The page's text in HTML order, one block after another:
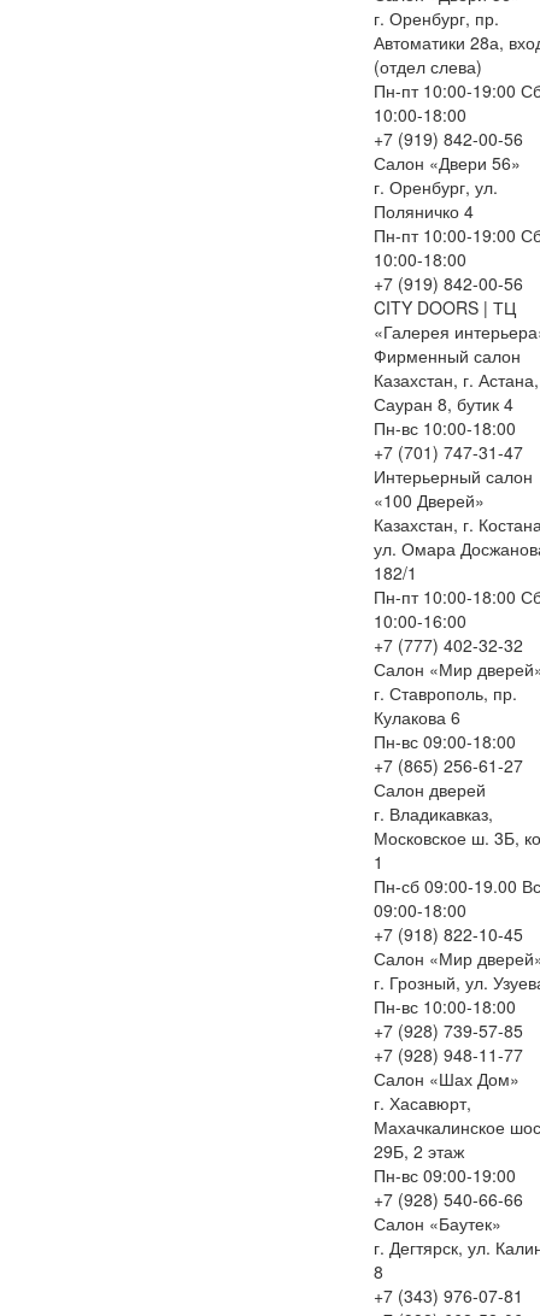
г. Оренбург, пр.
Автоматики 28а,
(отдел слева)
Пн-пт 10:00-19:00
10:00-18:00
+7 (919) 842-00-56
Салон «Двери 56»
г. Оренбург, ул.
Поляничко 4
Пн-пт 10:00-19:00
10:00-18:00
+7 (919) 842-00-56
CITY DOORS | ТЦ
«Галерея
Фирменный салон
Казахстан, г.
Сауран 8, бутик 4
Пн-вс 10:00-18:00
+7 (701) 747-31-47
Интерьерный салон
«100 Дверей»
Казахстан, г.
ул. Омара
182/1
Пн-пт 10:00-18:00
10:00-16:00
+7 (777) 402-32-32
Салон «Мир
г. Ставрополь, пр.
Кулакова 6
Пн-вс 09:00-18:00
+7 (865) 256-61-27
Салон дверей
г. Владикавказ,
Московское ш. 3Б,
1
Пн-сб 09:00-19.00 Вс
09:00-18:00
+7 (918) 822-10-45
Салон «Мир
г. Грозный, ул.
Пн-вс 10:00-18:00
+7 (928) 739-57-85
+7 (928) 948-11-77
Салон «Шах Дом»
г. Хасавюрт,
Махачкалинское
29Б, 2 этаж
Пн-вс 09:00-19:00
+7 (928) 540-66-66
Салон «Баутек»
г. Дегтярск, ул.
8
+7 (343) 976-07-81